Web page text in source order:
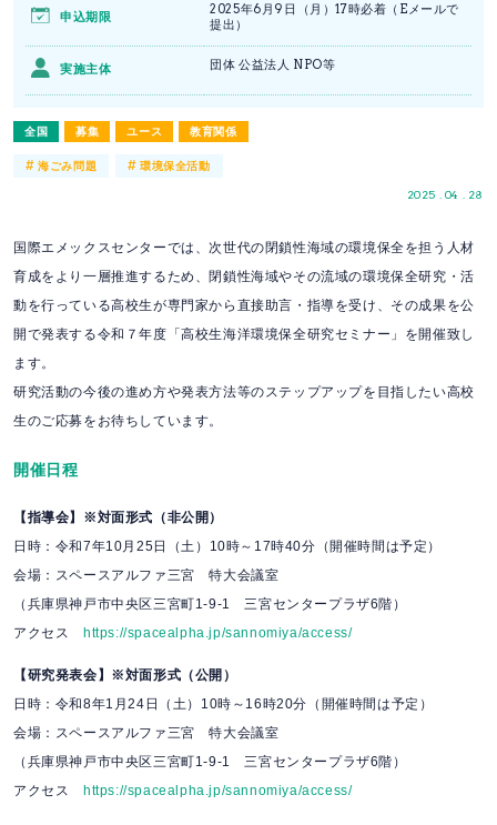
全国 募集 ユース 教育関係
2025 . 04 . 28
申込期限
2025年6月9日（月）17時必着（Eメールで
提出）
実施主体 団体 公益法人 NPO等
#海ごみ問題 # 環境保全活動
国際エメックスセンターでは、次世代の閉鎖性海域の環境保全を担う人材
育成をより一層推進するため、閉鎖性海域やその流域の環境保全研究・活
動を行っている高校生が専門家から直接助言・指導を受け、その成果を公
開で発表する令和７年度「高校生海洋環境保全研究セミナー」を開催致し
ます。
研究活動の今後の進め方や発表方法等のステップアップを目指したい高校
生のご応募をお待ちしています。
開催日程
【指導会】※対面形式（非公開）
日時：令和7年10月25日（土）10時～17時40分（開催時間は予定）
会場：スペースアルファ三宮 特大会議室
（兵庫県神戸市中央区三宮町1-9-1 三宮センタープラザ6階）
アクセス https://spacealpha.jp/sannomiya/access/
【研究発表会】※対面形式（公開）
日時：令和8年1月24日（土）10時～16時20分（開催時間は予定）
会場：スペースアルファ三宮 特大会議室
（兵庫県神戸市中央区三宮町1-9-1 三宮センタープラザ6階）
アクセス https://spacealpha.jp/sannomiya/access/